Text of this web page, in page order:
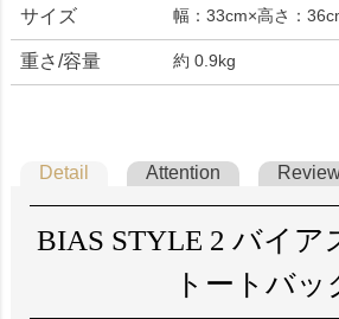
サイズ 幅：33cm×高さ：
重さ/容量 約 0.9kg
Detail Attention
BIAS STYLE 2 バイア
トートバッ